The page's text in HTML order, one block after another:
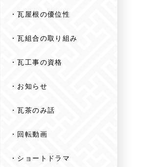
瓦屋根の優位性
瓦組合の取り組み
瓦工事の資格
お知らせ
瓦茶のみ話
回転動画
ショートドラマ